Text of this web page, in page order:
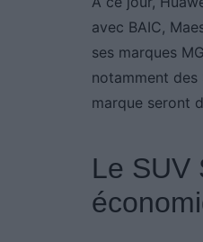
avec BAIC,
ses marques
notamment des
marque seront
Le SUV